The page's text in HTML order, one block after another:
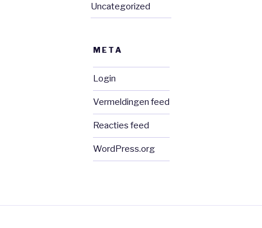
Uncategorized
META
Login
Vermeldingen feed
Reacties feed
WordPress.org